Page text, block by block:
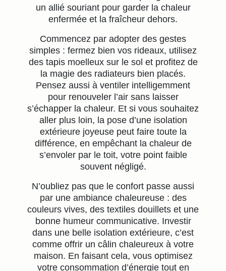
un allié souriant pour garder la chaleur
enfermée et la fraîcheur dehors.
Commencez par adopter des gestes
simples : fermez bien vos rideaux, utilisez
des tapis moelleux sur le sol et profitez de
la magie des radiateurs bien placés.
Pensez aussi à ventiler intelligemment
pour renouveler l’air sans laisser
s’échapper la chaleur. Et si vous souhaitez
aller plus loin, la pose d’une isolation
extérieure joyeuse peut faire toute la
différence, en empêchant la chaleur de
s’envoler par le toit, votre point faible
souvent négligé.
N’oubliez pas que le confort passe aussi
par une ambiance chaleureuse : des
couleurs vives, des textiles douillets et une
bonne humeur communicative. Investir
dans une belle isolation extérieure, c’est
comme offrir un câlin chaleureux à votre
maison. En faisant cela, vous optimisez
votre consommation d’énergie tout en